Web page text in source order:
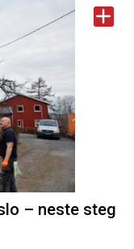
– neste steg